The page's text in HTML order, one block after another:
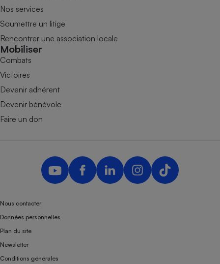
Nos services
Soumettre un litige
Rencontrer une association locale
Mobiliser
Combats
Victoires
Devenir adhérent
Devenir bénévole
Faire un don
Nous contacter
Données personnelles
Plan du site
Newsletter
Conditions générales